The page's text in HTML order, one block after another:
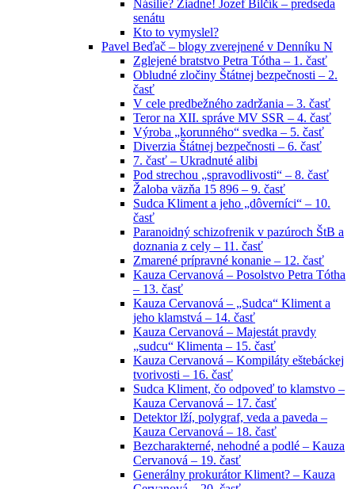
Násilie? Žiadne! Jozef Bilčík – predseda
senátu
Kto to vymyslel?
Pavel Beďač – blogy zverejnené v Denníku N
Zglejené bratstvo Petra Tótha – 1. časť
Obludné zločiny Štátnej bezpečnosti – 2.
časť
V cele predbežného zadržania – 3. časť
Teror na XII. správe MV SSR – 4. časť
Výroba „korunného“ svedka – 5. časť
Diverzia Štátnej bezpečnosti – 6. časť
7. časť – Ukradnuté alibi
Pod strechou „spravodlivosti“ – 8. časť
Žaloba väzňa 15 896 – 9. časť
Sudca Kliment a jeho „dôverníci“ – 10.
časť
Paranoidný schizofrenik v pazúroch ŠtB a
doznania z cely – 11. časť
Zmarené prípravné konanie – 12. časť
Kauza Cervanová – Posolstvo Petra Tótha
– 13. časť
Kauza Cervanová – „Sudca“ Kliment a
jeho klamstvá – 14. časť
Kauza Cervanová – Majestát pravdy
„sudcu“ Klimenta – 15. časť
Kauza Cervanová – Kompiláty eštebáckej
tvorivosti – 16. časť
Sudca Kliment, čo odpoveď to klamstvo –
Kauza Cervanová – 17. časť
Detektor lží, polygraf, veda a paveda –
Kauza Cervanová – 18. časť
Bezcharakterné, nehodné a podlé – Kauza
Cervanová – 19. časť
Generálny prokurátor Kliment? – Kauza